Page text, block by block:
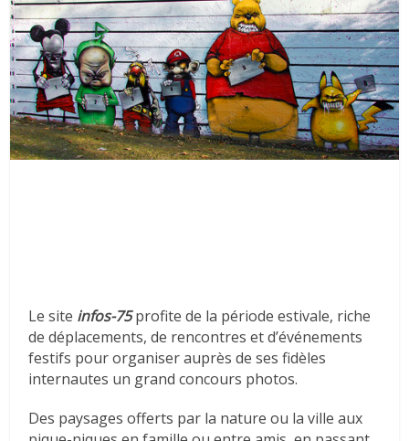
Le site infos-75profite de la période estivale, riche
de déplacements, de rencontres et d’événements
festifs pour organiser auprès de ses fidèles
internautes un grand concours photos.
Des paysages offerts par la nature ou la ville aux